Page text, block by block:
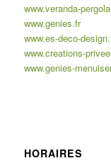
www.veranda-
www.genies.fr
www.es-deco-
www.creations-
www.genies-
HORAIRES